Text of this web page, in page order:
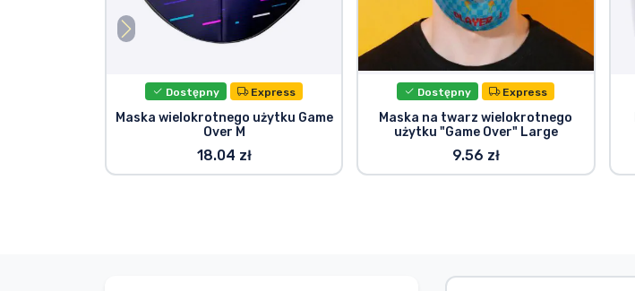
Dostępny Express
Maska wielokrotnego użytku Game
Over M
18.04 zł
Dostępny Express
Maska na twarz wielokrotnego
użytku "Game Over" Large
9.56 zł